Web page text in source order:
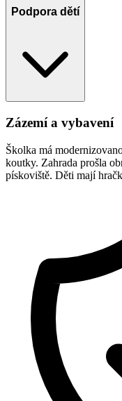
Podpora dětí
Zázemí a vybavení
Školka má
koutky. Zahrada prošla
pískoviště. Děti mají